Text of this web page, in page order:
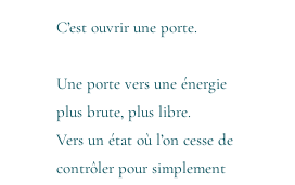
C’est ouvrir une porte.
Une porte vers une énergie
plus brute, plus libre.
Vers un état où l’on cesse de
contrôler pour simplement